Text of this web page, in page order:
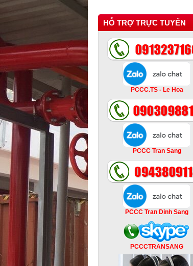
HỖ TRỢ TRỰC TUYẾN
PCCC.TS - Le Hoa
PCCC Tran Sang
PCCC Tran Dinh Sang
PCCCTRANSANG